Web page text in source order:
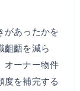
があったかを
齟齬を減ら
オーナー物件
度を補完する